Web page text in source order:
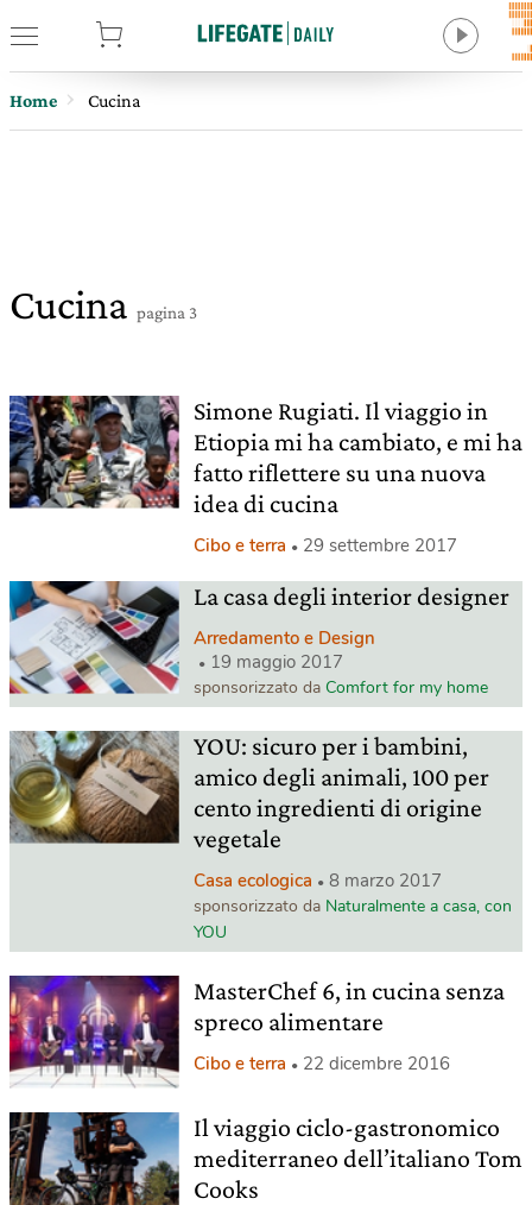
Home Cucina
Cucina pagina 3
Simone Rugiati. Il viaggio in
Etiopia mi ha cambiato, e mi ha
fatto riflettere su una nuova
idea di cucina
Cibo e terra 29 settembre 2017
La casa degli interior designer
Arredamento e Design
19 maggio 2017
sponsorizzato da Comfort for my home
YOU: sicuro per i bambini,
amico degli animali, 100 per
cento ingredienti di origine
vegetale
Casa ecologica 8 marzo 2017
sponsorizzato da Naturalmente a casa, con
YOU
MasterChef 6, in cucina senza
spreco alimentare
Cibo e terra 22 dicembre 2016
Il viaggio ciclo-gastronomico
mediterraneo dell’italiano Tom
Cooks